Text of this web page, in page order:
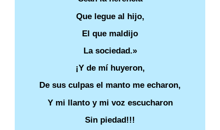
Que legue al hijo,
El que maldijo
La sociedad.»
¡Y de mí huyeron,
De sus culpas el manto me echaron,
Y mi llanto y mi voz escucharon
Sin piedad!!!